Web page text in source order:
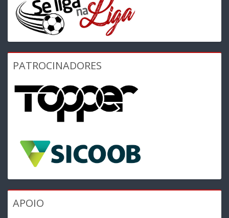
PATROCINADORES
APOIO